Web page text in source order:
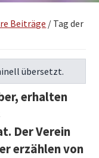
Beiträge / Tag der
übersetzt.
erhalten
Der Verein
erzählen von